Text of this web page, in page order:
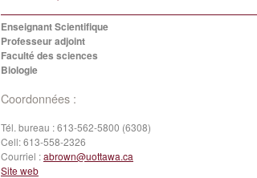
Enseignant Scientifique
Professeur adjoint
Faculté des sciences
Biologie
Coordonnées :
Tél. bureau :613-562-5800 (6308)
Cell:613-558-2326
Courriel :abrown@uottawa.ca
Site web